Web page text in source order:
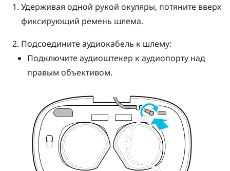
Удерживая одной рукой окуляры, потяните вверх
фиксирующий ремень шлема.
Подсоедините аудиокабель к шлему:
Подключите аудиоштекер к аудиопорту над
правым объективом.